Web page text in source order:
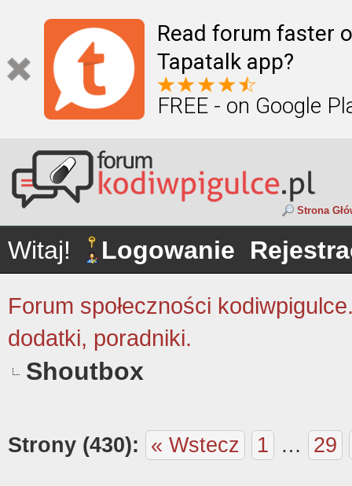
Read forum faster
Tapatalk app?
FREE - on Google
Strona
Witaj! Logowanie
Forum społeczności
dodatki, poradniki.
Shoutbox
Strony (430): « Wstecz 1 … 29